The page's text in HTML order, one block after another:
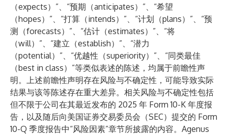
（expects）”、“预期（anticipates）”、“希望
（hopes）”、“打算（intends）”、“计划（plans）”、“预
测（forecasts）”、“估计（estimates）”、“将
（will）”、“建立（establish）”、“潜力
（potential）”、“优越性（superiority）”、“同类最佳
（best in class）”等类似表述的陈述，均属于前瞻性声
明。上述前瞻性声明存在风险与不确定性，可能导致实际
结果与该等陈述存在重大差异。相关风险与不确定性包括
但不限于公司在其最近发布的 2025 年 Form 10-K 年度报
告，以及随后向美国证券交易委员会（SEC）提交的 Form
10-Q 季度报告中“风险因素”章节所披露的内容。Agenus